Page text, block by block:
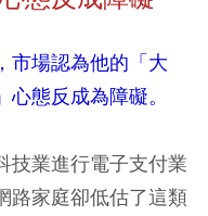
市場認為他的「大
態反成為障礙。
技業進行電子支付業
路家庭卻低估了這類